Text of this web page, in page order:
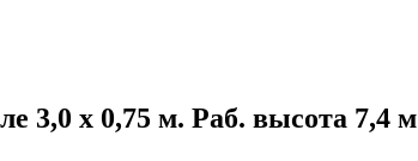
3,0 х 0,75 м. Раб. высота 7,4 м